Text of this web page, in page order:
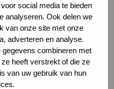
social media te bieden
analyseren. Ook delen we
van onze site met onze
adverteren en analyse.
combineren met
heeft verstrekt of die ze
van uw gebruik van hun
*